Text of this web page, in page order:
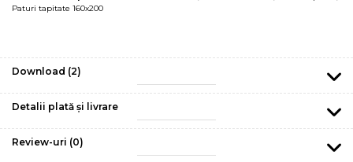
Paturi tapitate 160x200
Download (2)
Detalii plată și livrare
Review-uri (0)